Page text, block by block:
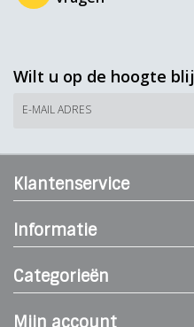
Wilt u op de hoogte
E-MAIL ADRES
Klantenservice
Informatie
Categorieën
Mijn account